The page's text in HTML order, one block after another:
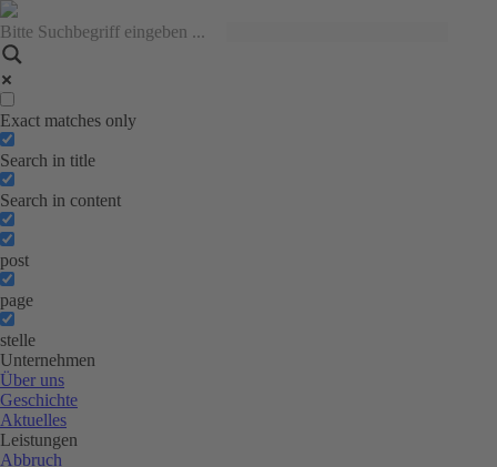
Exact matches only
Search in title
Search in content
post
page
stelle
Unternehmen
Über uns
Geschichte
Aktuelles
Leistungen
Abbruch